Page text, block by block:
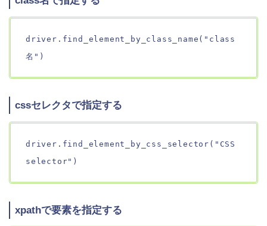
driver.find_element_by_class_name("class
名")
cssセレクタで指定する
driver.find_element_by_css_selector("CSS
selector")
xpathで要素を指定する